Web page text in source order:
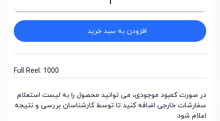
افزودن به سبد خرید
Full Reel: 1000
در صورت کمبود موجودی، می توانید محصول را به لیست استعلام
سفارشات خارجی اضافه کنید تا توسط کارشناسان بررسی و نتیجه
اعلام شود.